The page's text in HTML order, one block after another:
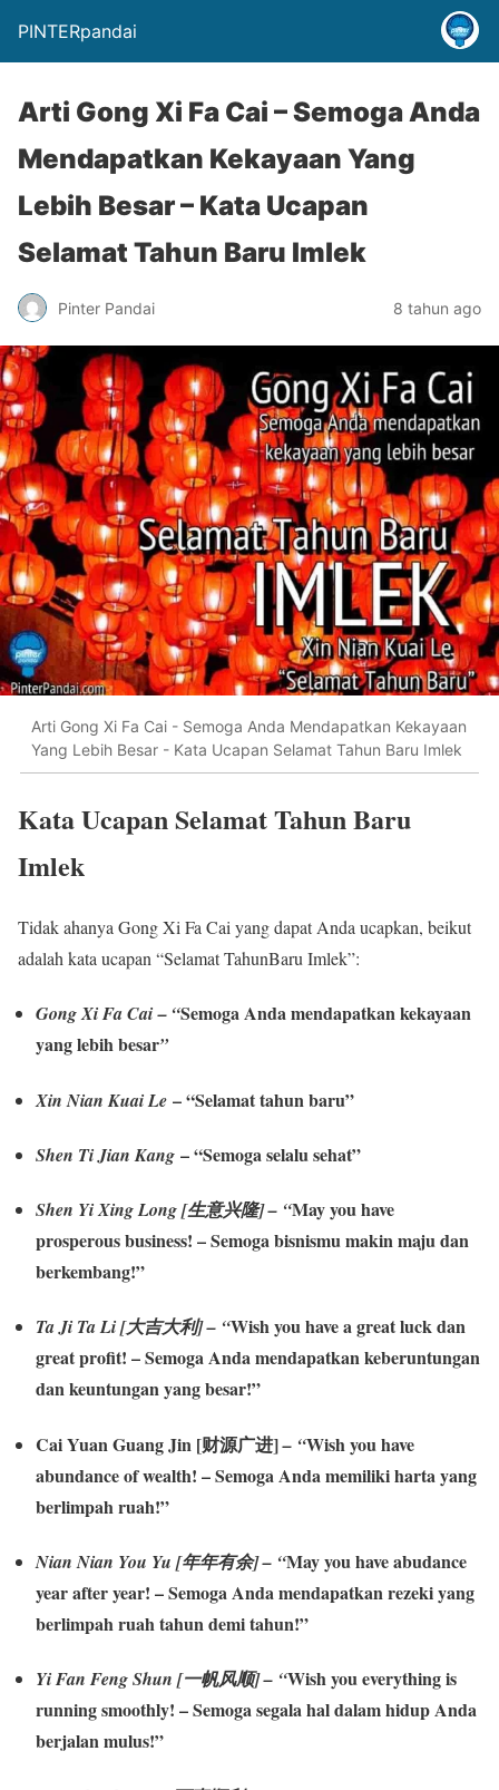
PINTERpandai
Arti Gong Xi Fa Cai – Semoga Anda
Mendapatkan Kekayaan Yang
Lebih Besar – Kata Ucapan
Selamat Tahun Baru Imlek
Pinter Pandai 8 tahun ago
Arti Gong Xi Fa Cai - Semoga Anda Mendapatkan Kekayaan
Yang Lebih Besar - Kata Ucapan Selamat Tahun Baru Imlek
Kata Ucapan Selamat Tahun Baru
Imlek
Tidak ahanya Gong Xi Fa Cai yang dapat Anda ucapkan, beikut
adalah kata ucapan “Selamat TahunBaru Imlek”:
Gong Xi Fa Cai– “Semoga Anda mendapatkan kekayaan
yang lebih besar”
Xin Nian Kuai Le – “Selamat tahun baru”
Shen Ti Jian Kang – “Semoga selalu sehat”
Shen Yi Xing Long [生意兴隆]– “May you have
prosperous business! – Semoga bisnismu makin maju dan
berkembang!”
Ta Ji Ta Li [大吉大利]– “Wish you have a great luck dan
great profit! – Semoga Anda mendapatkan keberuntungan
dan keuntungan yang besar!”
Cai Yuan Guang Jin [财源广进]– “Wish you have
abundance of wealth! – Semoga Anda memiliki harta yang
berlimpah ruah!”
Nian Nian You Yu [年年有余]– “May you have abudance
year after year! – Semoga Anda mendapatkan rezeki yang
berlimpah ruah tahun demi tahun!”
Yi Fan Feng Shun [一帆风顺]– “Wish you everything is
running smoothly! – Semoga segala hal dalam hidup Anda
berjalan mulus!”